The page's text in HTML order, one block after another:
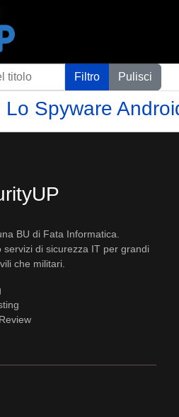
Filtro Pulisci
Lo Spyware
BU di Fata Informatica.
servizi di sicurezza IT per grandi
che militari.